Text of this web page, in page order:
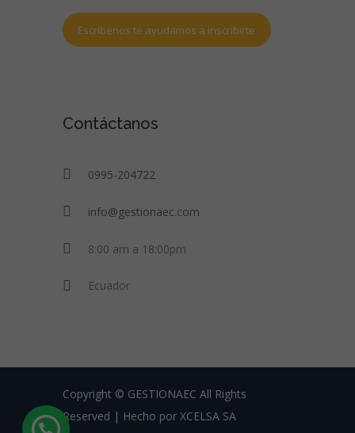
Escríbenos te ayudamos a inscribirte
Contáctanos
0995-204722
info@gestionaec.com
8:00 am a 18:00pm
Ecuador
Copyright © GESTIONAEC All Rights
Reserved | Hecho por XCELSA SA